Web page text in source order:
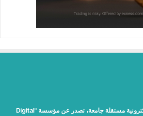
"نيوز بلوس"، جريدة الكترونية مستقلة جامعة، تصدر عن مؤسسة "Digital